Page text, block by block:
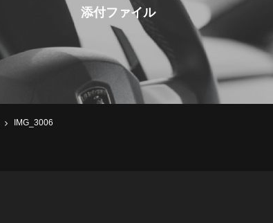
添付ファイル
IMG_3006